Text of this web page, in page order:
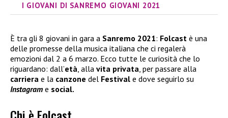
I GIOVANI DI SANREMO GIOVANI 2021
È tra gli 8 giovani in gara a Sanremo 2021: Folcast è una
delle promesse della musica italiana che ci regalerà
emozioni dal 2 a 6 marzo. Ecco tutte le curiosità che lo
riguardano: dall’età, alla vita privata, per passare alla
carriera e la canzone del Festival e dove seguirlo su
Instagram e social.